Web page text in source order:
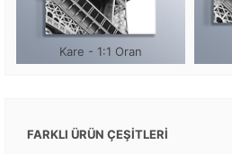
Kare - 1:1 Oran
FARKLI ÜRÜN ÇEŞİTLERİ